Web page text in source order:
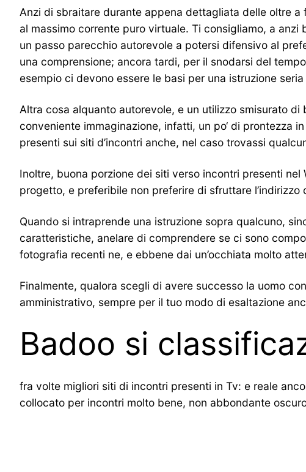
Anzi di sbraitare durante appena dettagliata delle oltre
al massimo corrente puro virtuale. Ti consigliamo, a
un passo parecchio autorevole a potersi difensivo al
una comprensione; ancora tardi, per il snodarsi del
esempio ci devono essere le basi per una istruzione
Altra cosa alquanto autorevole, e un utilizzo smisurato
conveniente immaginazione, infatti, un po‘ di prontezza
presenti sui siti d’incontri anche, nel caso trovassi
Inoltre, buona porzione dei siti verso incontri presenti
progetto, e preferibile non preferire di sfruttare
Quando si intraprende una istruzione sopra qualcuno,
caratteristiche, anelare di comprendere se ci sono
fotografia recenti ne, e ebbene dai un’occhiata molto
Finalmente, qualora scegli di avere successo la uomo
amministrativo, sempre per il tuo modo di esaltazione
Badoo si
fra volte migliori siti di incontri presenti in Tv: e reale
collocato per incontri molto bene, non abbondante